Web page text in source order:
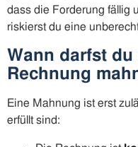
dass die Forderung fällig
riskierst du eine
Wann darfst du
Rechnung
Eine Mahnung ist erst
erfüllt sind: